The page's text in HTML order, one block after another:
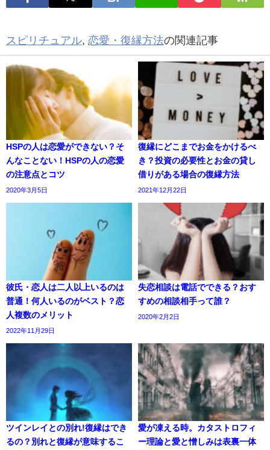
スピリチュアル, 恋愛・復縁方法の関連記事
HSPの人は恋愛ができない？そ
んなことない！HSPの人の恋愛
の注意点とコツ
2020年3月5日
復縁にどこまでお金をかけるべ
き？投資の必要性とお金の貸し
借りがある場合の復縁方法
2021年12月22日
彼氏・恋人は二人以上いるのは
普通！何人いるのがベスト？恋
人複数のメリット
2022年11月29日
失恋相談は電話でできる？おす
すめの相談相手って誰？
2020年2月2日
ツインレイとの別れ!復縁はでき
るの？別れと復縁が意味するこ
愛が凍える時。カタストロフィ
ー理論と愛と憎しみは表裏一体